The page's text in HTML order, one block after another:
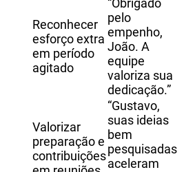
Reconhecer
esforço extra
em período
agitado
“Obrigado
pelo
empenho,
João. A
equipe
valoriza sua
dedicação.”
Valorizar
preparação e
contribuições
“Gustavo,
suas ideias
bem
pesquisadas
aceleram